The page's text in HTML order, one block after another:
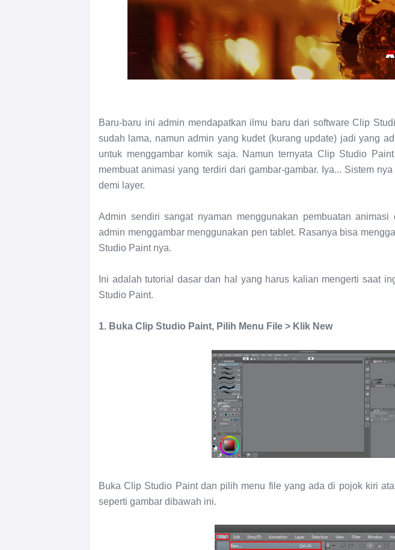
Baru-baru ini admin mendapatkan ilmu baru dari software Clip
sudah lama, namun admin yang kudet (kurang update) jadi yang
untuk menggambar komik saja. Namun ternyata Clip Studio
membuat animasi yang terdiri dari gambar-gambar. Iya... Sistem
demi layer.
Admin sendiri sangat nyaman menggunakan pembuatan
admin menggambar menggunakan pen tablet. Rasanya bisa
Studio Paint nya.
Ini adalah tutorial dasar dan hal yang harus kalian mengerti saat
Studio Paint.
1. Buka Clip Studio Paint, Pilih Menu File > Klik New
Buka Clip Studio Paint dan pilih menu file yang ada di pojok kiri
seperti gambar dibawah ini.